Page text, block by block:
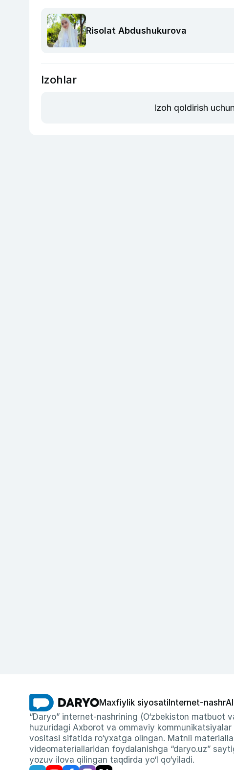
Risolat Abdushukurova
Izohlar
Izoh qoldirish
Maxfiylik siyosati Internet-nashr
“Daryo” internet-nashrining (O‘zbekiston matbuot
huzuridagi Axborot va ommaviy
vositasi sifatida ro‘yxatga olingan. Matnli
videomateriallaridan foydalanishga “daryo.uz”
yozuv ilova qilingan taqdirda yo‘l qo‘yiladi.